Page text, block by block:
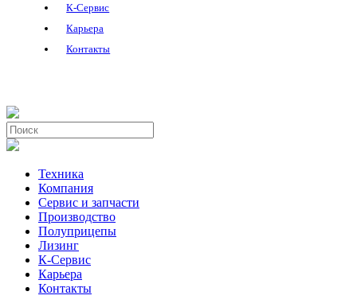
К-Сервис
Карьера
Контакты
Техника
Компания
Сервис и запчасти
Производство
Полуприцепы
Лизинг
К-Сервис
Карьера
Контакты